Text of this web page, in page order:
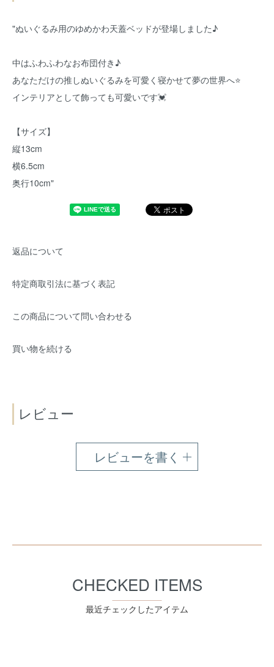
"ぬいぐるみ用のゆめかわ天蓋ベッドが登場しました♪
中はふわふわなお布団付き♪
あなただけの推しぬいぐるみを可愛く寝かせて夢の世界へ⭐️
インテリアとして飾っても可愛いです💓
【サイズ】
縦13cm
横6.5cm
奥行10cm"
返品について
特定商取引法に基づく表記
この商品について問い合わせる
買い物を続ける
レビュー
レビューを書く
CHECKED ITEMS
最近チェックしたアイテム